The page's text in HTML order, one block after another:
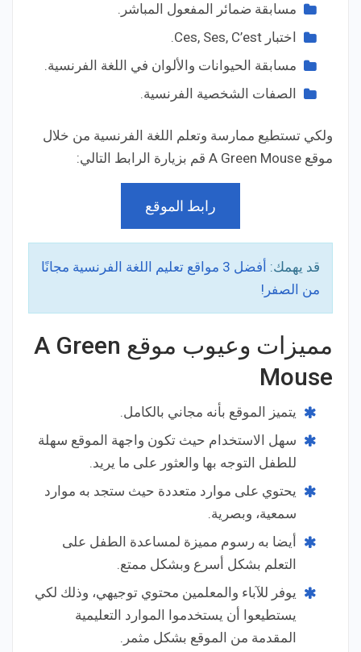
مسابقة ضمائر المفعول المباشر.
اختبار Ces, Ses, C’est.
مسابقة الحيوانات والألوان في اللغة الفرنسية.
الصفات الشخصية الفرنسية.
ولكي تستطيع ممارسة وتعلم اللغة الفرنسية من خلال
موقع A Green Mouse قم بزيارة الرابط التالي:
رابط الموقع
قد يهمك:
أفضل 3 مواقع تعليم اللغة الفرنسية مجانًا
من الصفر!
مميزات وعيوب موقع A Green
Mouse
يتميز الموقع بأنه مجاني بالكامل.
سهل الاستخدام حيث تكون واجهة الموقع سهلة
للطفل التوجه بها والعثور على ما يريد.
يحتوي على موارد متعددة حيث ستجد به موارد
سمعية، وبصرية.
أيضا به رسوم مميزة لمساعدة الطفل على
التعلم بشكل أسرع وبشكل ممتع.
يوفر للآباء والمعلمين محتوي توجيهي، وذلك لكي
يستطيعوا أن يستخدموا الموارد التعليمية
المقدمة من الموقع بشكل مثمر.